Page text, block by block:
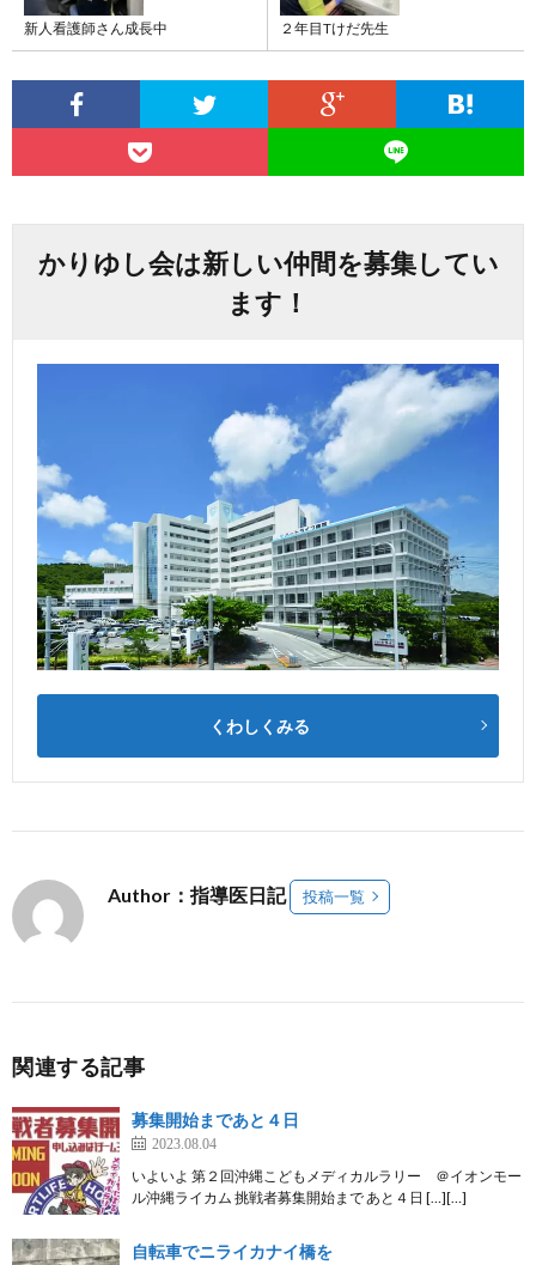
新人看護師さん成長中 ２年目Tけだ先生
かりゆし会は新しい仲間を募集してい
ます！
くわしくみる
Author：指導医日記 投稿一覧
関連する記事
募集開始まであと４日
2023.08.04
いよいよ 第２回沖縄こどもメディカルラリー ＠イオンモー
ル沖縄ライカム 挑戦者募集開始まで あと４日 […][…]
自転車でニライカナイ橋を